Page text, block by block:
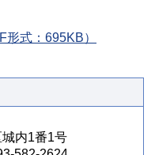
式：695KB）
内1番1号